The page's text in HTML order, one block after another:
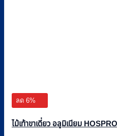
ลด 6%
ไม้เท้าขาเดี่ยว อลูมิเนียม